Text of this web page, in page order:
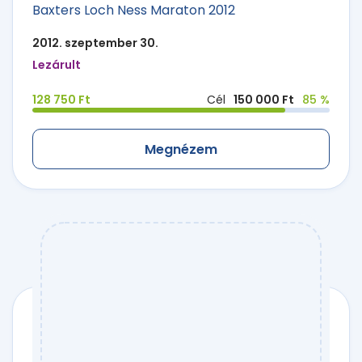
Baxters Loch Ness Maraton 2012
2012. szeptember 30.
Lezárult
128 750 Ft Cél 150 000 Ft 85 %
Megnézem